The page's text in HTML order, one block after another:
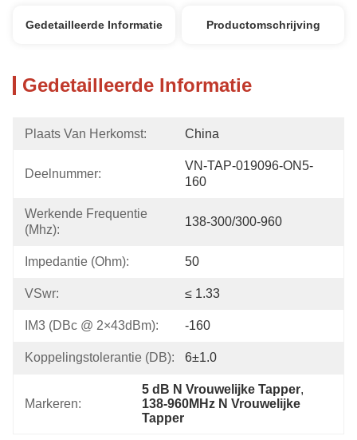
Gedetailleerde Informatie Productomschrijving
Gedetailleerde Informatie
Plaats Van Herkomst: China
Deelnummer:
VN-TAP-019096-ON5-
160
Werkende Frequentie
(Mhz):
138-300/300-960
Impedantie (Ohm): 50
VSwr: ≤ 1.33
IM3 (dBc @ 2×43dBm): -160
Koppelingstolerantie (dB): 6±1.0
Markeren:
5 dB N Vrouwelijke Tapper,
138-960MHz N Vrouwelijke
Tapper